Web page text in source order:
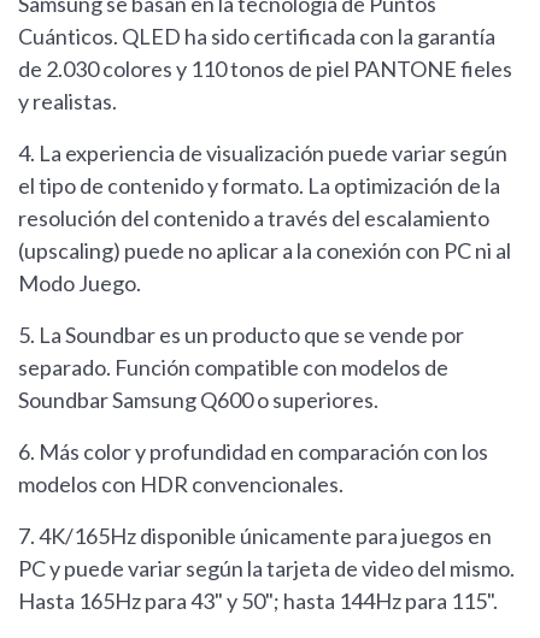
Cuánticos. QLED ha sido certificada con la garantía
de 2.030 colores y 110 tonos de piel PANTONE fieles
y realistas.
4. La experiencia de visualización puede variar según
el tipo de contenido y formato. La optimización de la
resolución del contenido a través del escalamiento
(upscaling) puede no aplicar a la conexión con PC ni al
Modo Juego.
5. La Soundbar es un producto que se vende por
separado. Función compatible con modelos de
Soundbar Samsung Q600 o superiores.
6. Más color y profundidad en comparación con los
modelos con HDR convencionales.
7. 4K/165Hz disponible únicamente para juegos en
PC y puede variar según la tarjeta de video del mismo.
Hasta 165Hz para 43" y 50"; hasta 144Hz para 115".